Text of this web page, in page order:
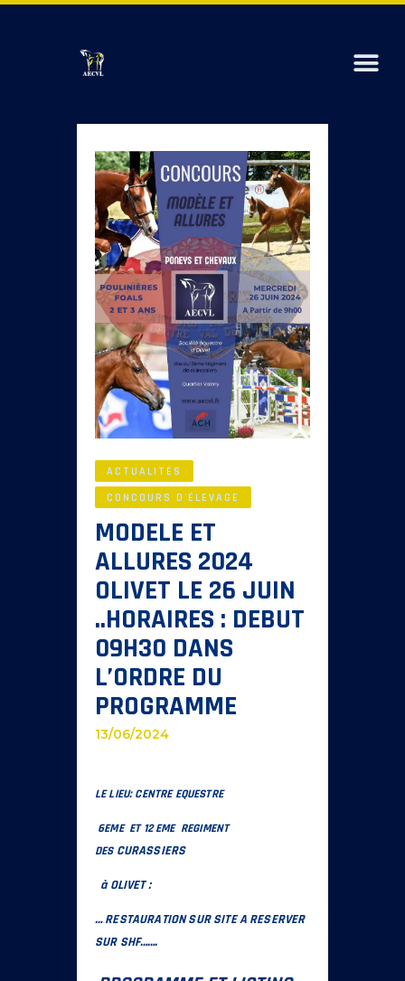
PRÉSENTATION
ADHÉRENTS
CHEVAUX À VENDRE
CONCOURS D’ÉLEVAGE
ACTUALITÉS
CONTACT
ACTUALITÉS
CONCOURS D'ÉLEVAGE
MODELE ET
ALLURES 2024
OLIVET LE 26 JUIN
..HORAIRES : DEBUT
09H30 DANS
L’ORDRE DU
PROGRAMME
13/06/2024
LE LIEU: CENTRE EQUESTRE
6EME ET 12 EME REGIMENT
DES CURASSIERS
à OLIVET :
… RESTAURATION SUR SITE A RESERVER
SUR SHF…….